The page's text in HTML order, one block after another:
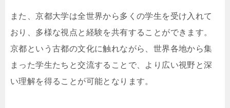
また、京都大学は全世界から多くの学生を受け入れて
おり、多様な視点と経験を共有することができます。
京都という古都の文化に触れながら、世界各地から集
まった学生たちと交流することで、より広い視野と深
い理解を得ることが可能となります。